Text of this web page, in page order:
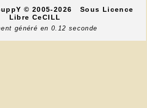
© 2005-2026
Sous Licence
Libre CeCILL
généré en 0.12 seconde